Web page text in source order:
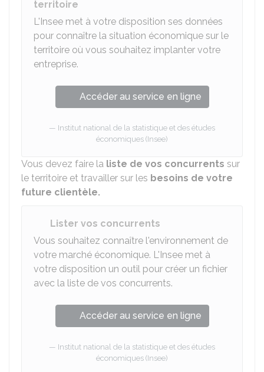
territoire
L'Insee met à votre disposition ses données
pour connaître la situation économique sur le
territoire où vous souhaitez implanter votre
entreprise.
Accéder au service en ligne
Institut national de la statistique et des études
économiques (Insee)
Vous devez faire la liste de vos concurrents sur
le territoire et travailler sur les besoins de votre
future clientèle.
Lister vos concurrents
Vous souhaitez connaître l'environnement de
votre marché économique. L'Insee met à
votre disposition un outil pour créer un fichier
avec la liste de vos concurrents.
Accéder au service en ligne
Institut national de la statistique et des études
économiques (Insee)